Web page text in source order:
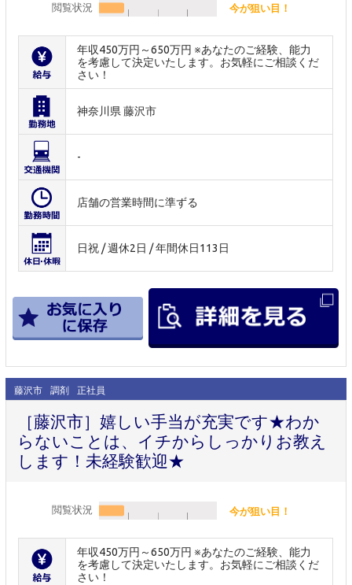
閲覧状況 今が狙い目！
年収450万円～650万円 ※あなたのご経験、能力
を考慮して決定いたします。お気軽にご相談くだ
さい！
神奈川県 藤沢市
-
店舗の営業時間に準ずる
日祝 / 週休2日 / 年間休日113日
藤沢市 調剤 正社員
［藤沢市］嬉しい手当が充実です★わか
らないことは、イチからしっかりお教え
します！未経験歓迎★
閲覧状況 今が狙い目！
年収450万円～650万円 ※あなたのご経験、能力
を考慮して決定いたします。お気軽にご相談くだ
さい！